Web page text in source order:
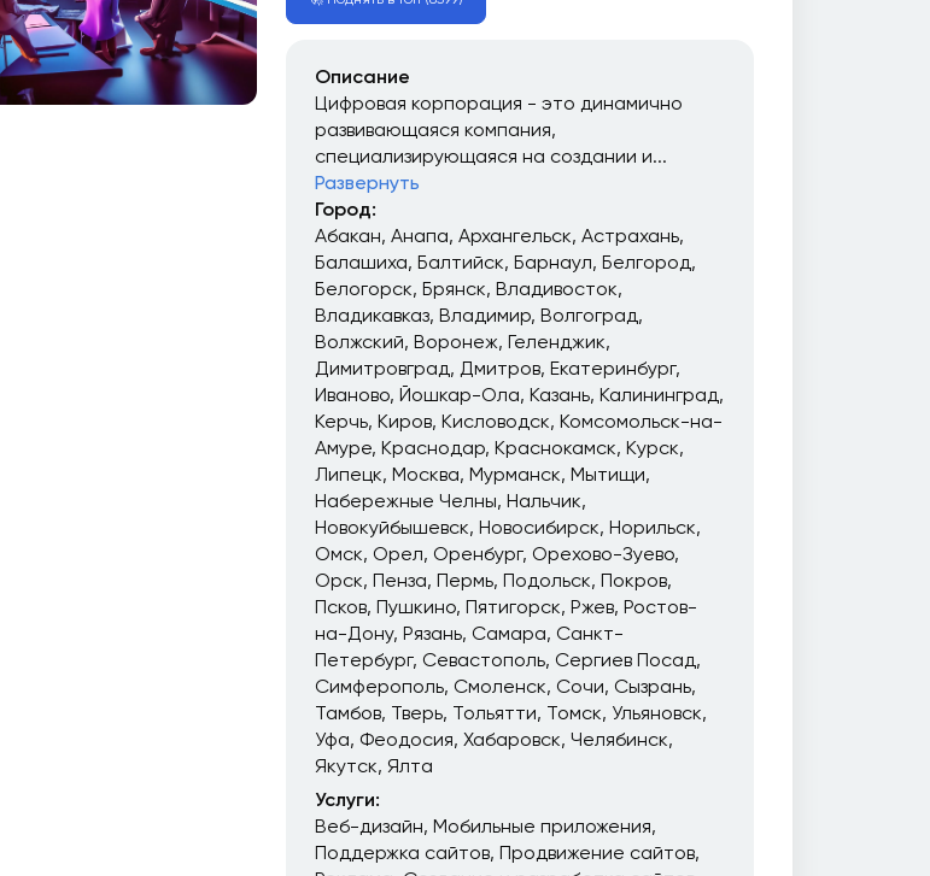
Описание
Цифровая корпорация - это динамично
развивающаяся компания,
специализирующаяся на создании и...
Развернуть
Город:
Абакан Анапа Архангельск Астрахань
Балашиха Балтийск Барнаул Белгород
Белогорск Брянск Владивосток
Владикавказ Владимир Волгоград
Волжский Воронеж Геленджик
Димитровград
Дмитров Екатеринбург
Иваново Йошкар-Ола Казань Калининград
Керчь Киров Кисловодск Комсомольск-на-
Амуре Краснодар Краснокамск Курск
Липецк Москва Мурманск Мытищи
Набережные Челны Нальчик
Новокуйбышевск Новосибирск Норильск
Омск Орел Оренбург Орехово-Зуево
Орск Пенза Пермь Подольск Покров
Псков Пушкино Пятигорск Ржев Ростов-
на-Дону Рязань Самара Санкт-
Петербург Севастополь Сергиев Посад
Симферополь Смоленск Сочи Сызрань
Тамбов Тверь Тольятти Томск Ульяновск
Уфа Феодосия Хабаровск Челябинск
Якутск Ялта
Услуги:
Веб-дизайн Мобильные приложения
Поддержка сайтов Продвижение сайтов